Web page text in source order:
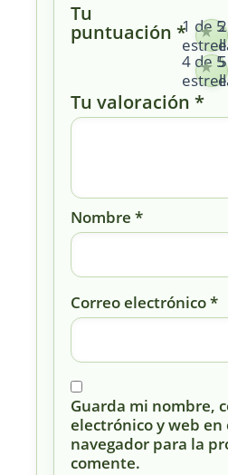
Tu
puntuación *1 de 5
4 de 5
Tu valoración *
Nombre *
Correo electrónico*
Guarda mi nombre,
electrónico y web en
navegador para la
comente.